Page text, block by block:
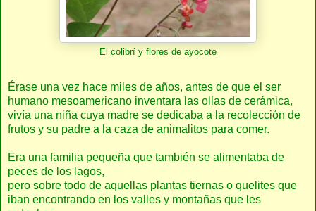
El colibrí y flores de ayocote
Érase una vez hace miles de años, antes de que el ser
humano mesoamericano inventara las ollas de cerámica,
vivía una niña cuya madre se dedicaba a la recolección de
frutos y su padre a la caza de animalitos para comer.
Era una familia pequeña que también se alimentaba de
peces de los lagos,
pero sobre todo de aquellas plantas tiernas o quelites que
iban encontrando en los valles y montañas que les